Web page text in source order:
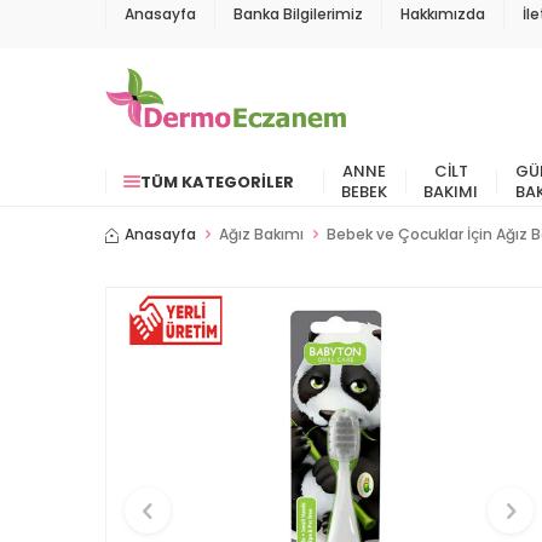
Anasayfa Banka Bilgilerimiz Hakkımızda
TÜM KATEGORILER
ANNE
BEBEK
CILT
BAKIMI
Anasayfa Ağız Bakımı Bebek ve Çocuklar İçin Ağız